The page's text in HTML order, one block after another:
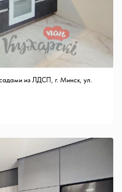
из ЛДСП, г. Минск, ул.